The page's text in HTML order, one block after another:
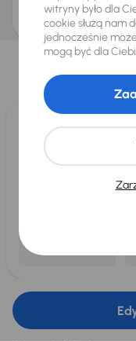
Twoje dane osobowe
osobowych
Wybieramy dla Ciebie
dla Ciebie
witryny było dla
cookie służą nam
jednocześnie
mogą być dla